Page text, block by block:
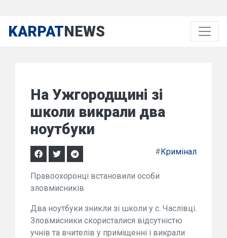
KARPATNEWS
На Ужгородщині зі
школи викрали два
ноутбуки
#Кримінал
Правоохоронці встановили особи
зловмисників
Два ноутбуки зникли зі школи у с. Часлівці.
Зловмисники скористалися відсутністю
учнів та вчителів у приміщенні і викрали